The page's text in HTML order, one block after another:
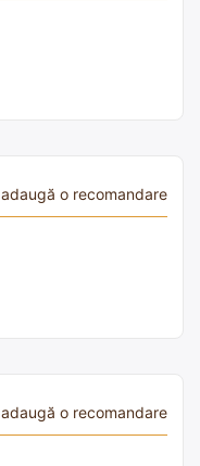
adaugă o recomandare
adaugă o recomandare